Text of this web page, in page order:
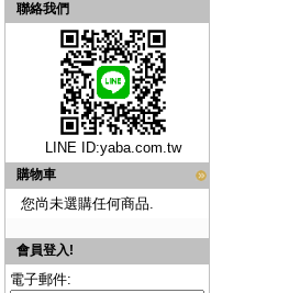
聯絡我們
LINE ID:yaba.com.tw
購物車
您尚未選購任何商品.
會員登入!
電子郵件: